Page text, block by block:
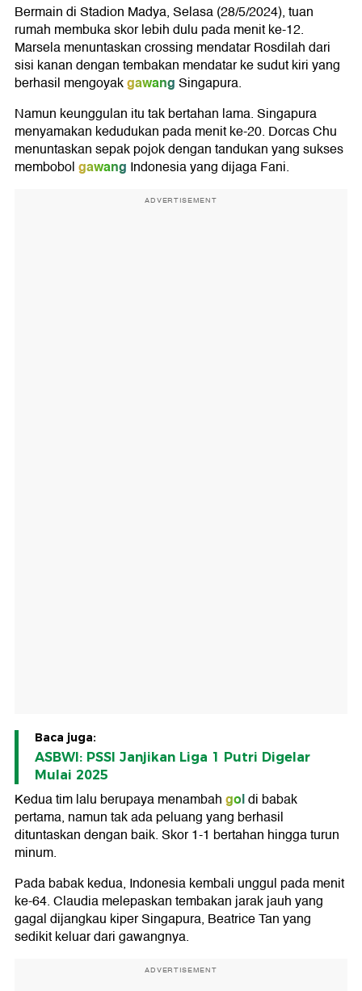
Bermain di Stadion Madya, Selasa (28/5/2024), tuan
rumah membuka skor lebih dulu pada menit ke-12.
Marsela menuntaskan crossing mendatar Rosdilah dari
sisi kanan dengan tembakan mendatar ke sudut kiri yang
berhasil mengoyakgawangSingapura.
Namun keunggulan itu tak bertahan lama. Singapura
menyamakan kedudukan pada menit ke-20. Dorcas Chu
menuntaskan sepak pojok dengan tandukan yang sukses
membobolgawang Indonesia yang dijaga Fani.
ADVERTISEMENT
Baca juga:
ASBWI: PSSI Janjikan Liga 1 Putri Digelar
Mulai 2025
Kedua tim lalu berupaya menambahgoldi babak
pertama, namun tak ada peluang yang berhasil
dituntaskan dengan baik. Skor 1-1 bertahan hingga turun
minum.
Pada babak kedua, Indonesia kembali unggul pada menit
ke-64. Claudia melepaskan tembakan jarak jauh yang
gagal dijangkau kiper Singapura, Beatrice Tan yang
sedikit keluar dari gawangnya.
ADVERTISEMENT